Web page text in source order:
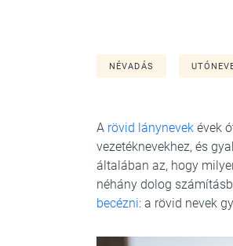
NÉVADÁS
A rövid lánynevek évek
vezetéknevekhez, és
általában az, hogy
néhány dolog
becézni: a rövid nevek